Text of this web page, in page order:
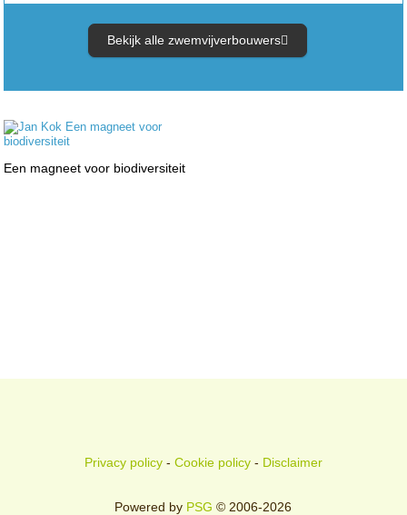
Bekijk alle zwemvijverbouwers
Een magneet voor biodiversiteit
Privacy policy- Cookie policy- Disclaimer
Powered by PSG © 2006-2026